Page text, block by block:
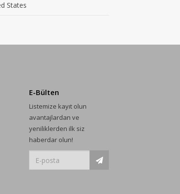
States
E-Bülten
Listemize kayıt olun
avantajlardan ve
yeniliklerden ilk siz
haberdar olun!